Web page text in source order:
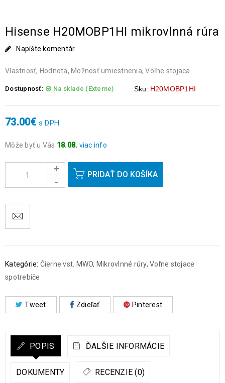
Hisense H20MOBP1HI mikrovlnná rúra
Napíšte komentár
Vlastnosť, Hodnota, Možnosť umiestnenia, Voľne stojaca
Dostupnosť: Na sklade (Externe) Sku: H20MOBP1HI
73.00€ s DPH
Môže byť u Vás 18.08. viac info
okrem víkendov a sviatkov.PRIDAŤ DO KOŠÍKA
Kategórie: Čierne vst. MWO, Mikrovlnné rúry, Voľne stojace
spotrebiče
Tweet Zdieľať Pinterest
POPIS ĎALŠIE INFORMÁCIE
DOKUMENTY RECENZIE (0)